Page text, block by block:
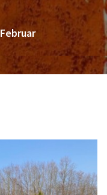
Februar